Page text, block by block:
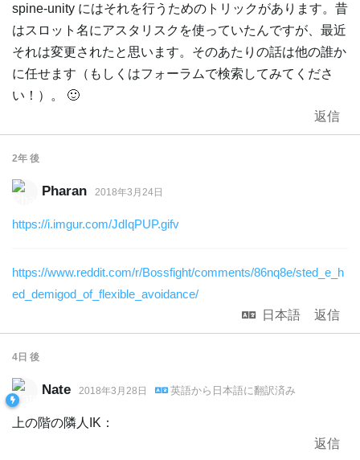
spine-unity にはそれを行うためのトリックがあります。昔
はスロット名にアスタリスクを使っていたんですが、最近
それは変更されたと思います。そのあたりの話は他の誰か
に任せます（もしくはフォーラムで検索してみてくださ
い！）。 🙂
返信
2年 後
Pharan 2018年3月24日
https://i.imgur.com/JdIqPUP.gifv
https://www.reddit.com/r/Bossfight/comments/86nq8e/sted_e_h
ed_demigod_of_flexible_avoidance/
日本語
返信
4日 後
Nate 2018年3月28日 英語から 日本語に翻訳済み
上の階の隣人IK：
返信